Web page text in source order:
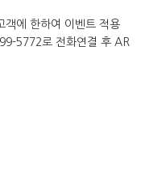
객에 한하여 이벤트 적용
5772로 전화연결 후 AR